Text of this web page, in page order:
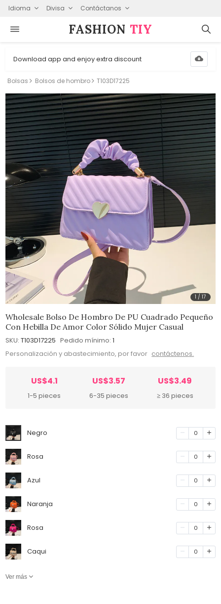
Idioma Divisa Contáctanos
FASHION⁠ TIY
Download app and enjoy extra discount
Bolsas Bolsos de hombro T103D17225
1 /17
Wholesale Bolso De Hombro De PU Cuadrado Pequeño
Con Hebilla De Amor Color Sólido Mujer Casual
SKU: T103D17225 Pedido mínimo: 1
Personalización y abastecimiento, por favor contáctenos.
US$4.1
1-5 pieces
US$3.57
6-35 pieces
US$3.49
≥ 36 pieces
Negro 0
Rosa 0
Azul 0
Naranja 0
Rosa 0
Caqui 0
Ver más